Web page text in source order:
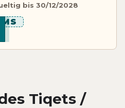
bis 30/12/2028
Tiqets /